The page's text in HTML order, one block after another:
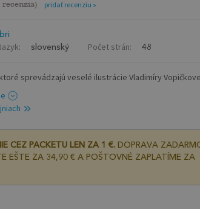
recenzia) pridať recenziu »
slovenský Počet strán: 48
sprevádzajú veselé ilustrácie Vladimíry
CEZ PACKETU LEN ZA 1 €.DOPRAVA
EŠTE ZA 34,90 € A POŠTOVNÉ ZAPLATÍME ZA